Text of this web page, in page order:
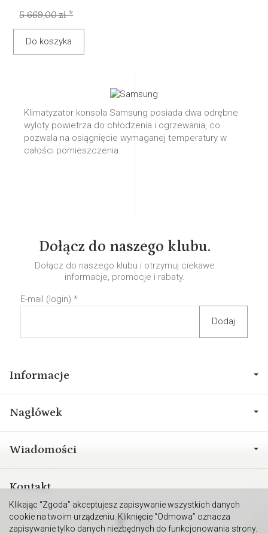
5 669,00 zł *
Do koszyka
Klimatyzator konsola Samsung posiada dwa odrębne
wyloty powietrza do chłodzenia i ogrzewania, co
pozwala na osiągnięcie wymaganej temperatury w
całości pomieszczenia.
Dołącz do naszego klubu.
Dołącz do naszego klubu i otrzymuj ciekawe
informacje, promocje i rabaty.
E-mail (login) *
Informacje
Nagłówek
Wiadomości
Kontakt
Klikając “Zgoda” akceptujesz zapisywanie wszystkich danych
cookie na twoim urządzeniu. Kliknięcie “Odmowa” oznacza
zapisywanie tylko danych niezbędnych do funkcjonowania strony.